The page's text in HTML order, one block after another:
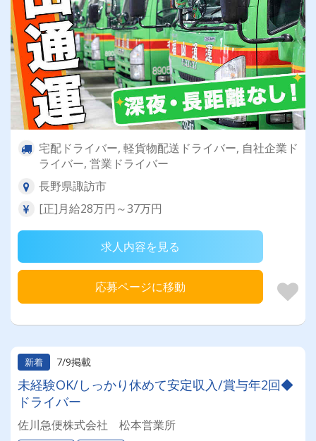
宅配ドライバー, 軽貨物配送ドライバー, 自社企業ド
ライバー, 営業ドライバー
長野県諏訪市
[正]月給28万円～37万円
求人内容を見る
応募ページに移動
新着 7/9掲載
未経験OK/しっかり休めて安定収入/賞与年2回◆
ドライバー
佐川急便株式会社 松本営業所